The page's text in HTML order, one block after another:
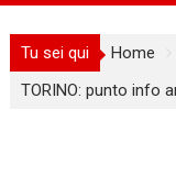
Tu sei qui Home
TORINO: punto info